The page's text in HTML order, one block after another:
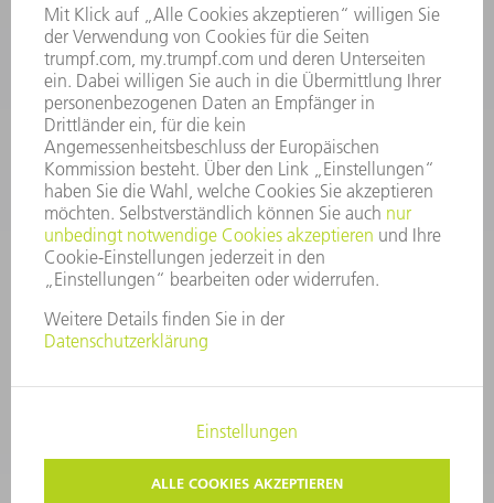
06:30 - 20.00 Uhr Sa: 07:00 - 12:00 Uhr
Kundenbetreuung@trumpf.com
KONTAKT
Service TRUMPF Lasertechnik
+49 7156 303 37444
Mo - Fr: 07:30 - 18:00 Uhr
Additive Manufacturing 07:30 - 17:30 Uhr
spareparts.tld@trumpf.com
COPYRIGHT UND MARKENZEICHEN
NUTZUNGSBEDINGUNGEN